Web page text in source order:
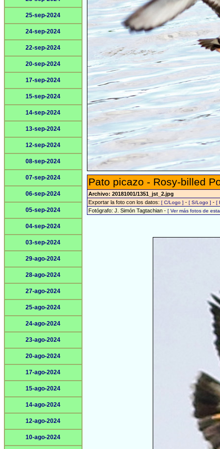
25-sep-2024
24-sep-2024
22-sep-2024
20-sep-2024
17-sep-2024
15-sep-2024
14-sep-2024
13-sep-2024
12-sep-2024
08-sep-2024
07-sep-2024
06-sep-2024
05-sep-2024
04-sep-2024
03-sep-2024
29-ago-2024
28-ago-2024
27-ago-2024
25-ago-2024
24-ago-2024
23-ago-2024
20-ago-2024
17-ago-2024
15-ago-2024
14-ago-2024
12-ago-2024
10-ago-2024
Pato picazo - Rosy-billed
Archivo: 20181001/1351_jst_2.jpg
Exportar la foto con los datos: [ C/Logo ] - [ S/Logo ] - [
Fotógrafo: J. Simón Tagtachian - [ Ver más fotos de